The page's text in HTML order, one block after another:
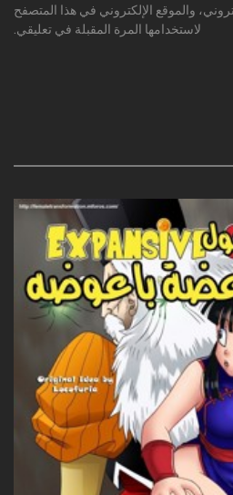
والموقع الإلكتروني في هذا المتصفح
لاستخدامها المرة المقبلة في تعليقي.